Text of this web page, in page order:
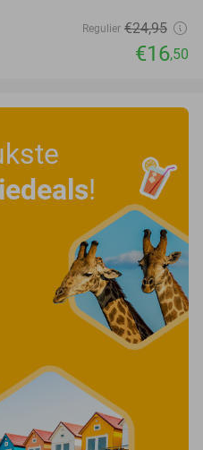
Regulier €24,95
€16,50
!